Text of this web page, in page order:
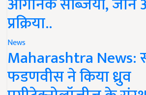
प्रक्रिया..
News
Maharashtra News:
फडणवीस ने किया ध्रुव